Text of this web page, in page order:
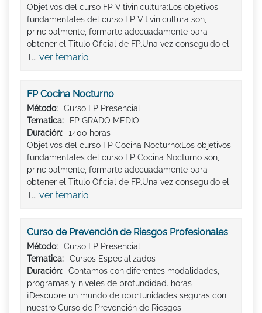
Objetivos del curso FP Vitivinicultura:Los objetivos
fundamentales del curso FP Vitivinicultura son,
principalmente, formarte adecuadamente para
obtener el Titulo Oficial de FP.Una vez conseguido el
T... ver temario
FP Cocina Nocturno
Método:
Curso FP Presencial
Tematica:
FP GRADO MEDIO
Duración:
1400 horas
Objetivos del curso FP Cocina Nocturno:Los objetivos
fundamentales del curso FP Cocina Nocturno son,
principalmente, formarte adecuadamente para
obtener el Titulo Oficial de FP.Una vez conseguido el
T... ver temario
Curso de Prevención de Riesgos Profesionales
Método:
Curso FP Presencial
Tematica:
Cursos Especializados
Duración:
Contamos con diferentes modalidades,
programas y niveles de profundidad. horas
¡Descubre un mundo de oportunidades seguras con
nuestro Curso de Prevención de Riesgos